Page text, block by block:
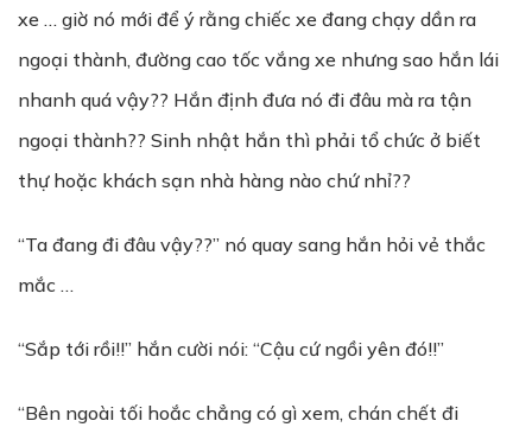
xe … giờ nó mới để ý rằng chiếc xe đang chạy dần ra
ngoại thành, đường cao tốc vắng xe nhưng sao hắn lái
nhanh quá vậy?? Hắn định đưa nó đi đâu mà ra tận
ngoại thành?? Sinh nhật hắn thì phải tổ chức ở biết
thự hoặc khách sạn nhà hàng nào chứ nhỉ??
“Ta đang đi đâu vậy??” nó quay sang hắn hỏi vẻ thắc
mắc …
“Sắp tới rồi!!” hắn cười nói: “Cậu cứ ngồi yên đó!!”
“Bên ngoài tối hoắc chẳng có gì xem, chán chết đi